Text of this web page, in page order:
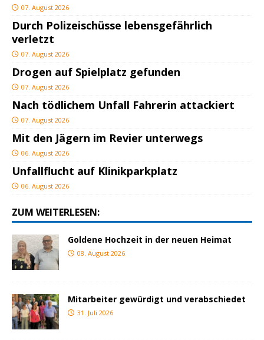
07. August 2026
Durch Polizeischüsse lebensgefährlich
verletzt
07. August 2026
Drogen auf Spielplatz gefunden
07. August 2026
Nach tödlichem Unfall Fahrerin attackiert
07. August 2026
Mit den Jägern im Revier unterwegs
06. August 2026
Unfallflucht auf Klinikparkplatz
06. August 2026
ZUM WEITERLESEN:
Goldene Hochzeit in der neuen Heimat
08. August 2026
Mitarbeiter gewürdigt und verabschiedet
31. Juli 2026